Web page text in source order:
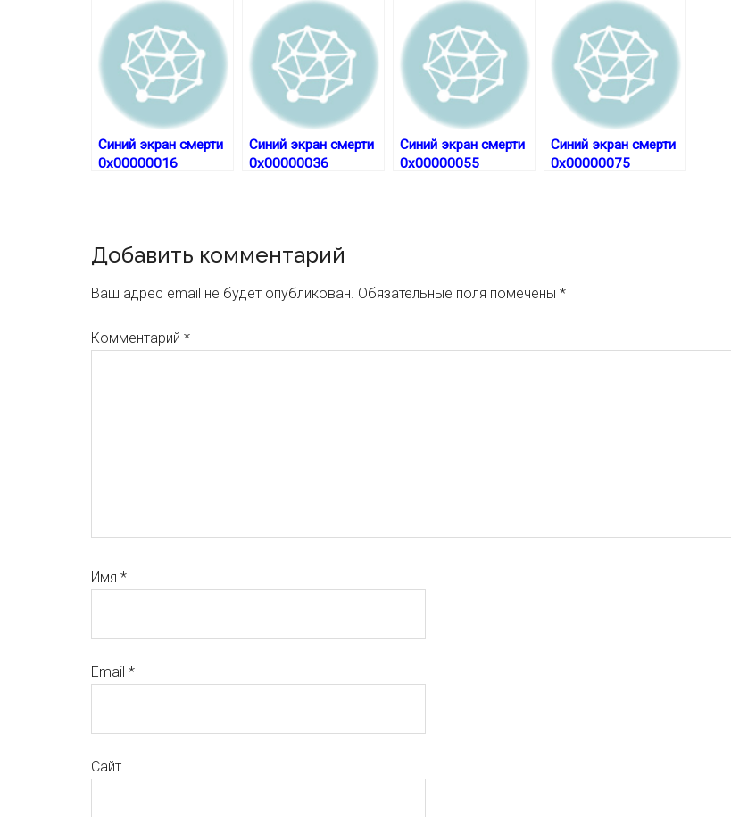
e
Синий экран смерти
0x00000016
Синий экран смерти
0x00000036
Синий экран смерти
0x00000055
Синий экран смерти
0x00000075
Reader
Interactions
Добавить комментарий
Ваш адрес email не будет опубликован. Обязательные поля помечены *
Комментарий *
Имя *
Email *
Сайт